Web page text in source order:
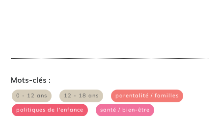
Mots-clés :
0 - 12 ans 12 - 18 ans parentalité / familles
politiques de l'enfance santé / bien-être